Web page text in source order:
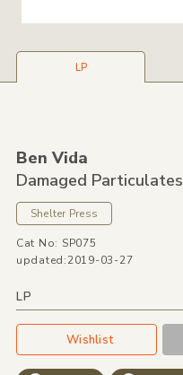
LP
Ben Vida
Damaged Particulates
Shelter Press
Cat No: SP075
updated:2019-03-27
LP
Wishlist